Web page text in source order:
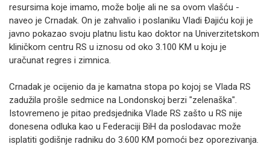
resursima koje imamo, može bolje ali ne sa ovom vlašću -
naveo je Crnadak. On je zahvalio i poslaniku Vladi Đajiću koji je
javno pokazao svoju platnu listu kao doktor na Univerzitetskom
kliničkom centru RS u iznosu od oko 3.100 KM u koju je
uračunat regres i zimnica.
Crnadak je ocijenio da je kamatna stopa po kojoj se Vlada RS
zadužila prošle sedmice na Londonskoj berzi "zelenaška".
Istovremeno je pitao predsjednika Vlade RS zašto u RS nije
donesena odluka kao u Federaciji BiH da poslodavac može
isplatiti godišnje radniku do 3.600 KM pomoći bez oporezivanja.